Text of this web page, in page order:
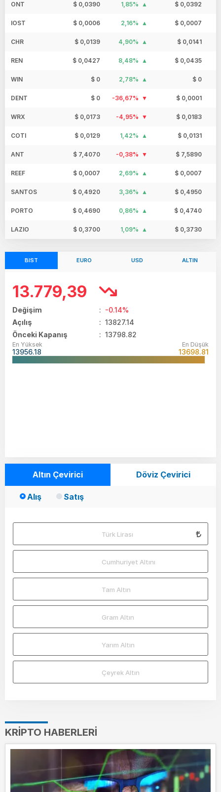
ONT $ 0,0390 1,85% $ 0,0392
IOST $ 0,0006 2,16% $ 0,0007
CHR $ 0,0139 4,90% $ 0,0141
REN $ 0,0427 8,48% $ 0,0435
WIN $ 0 2,78% $ 0
DENT $ 0 -36,67% $ 0,0001
WRX $ 0,0173 -4,95% $ 0,0183
COTI $ 0,0129 1,42% $ 0,0131
ANT $ 7,4070 -0,38% $ 7,5890
REEF $ 0,0007 2,69% $ 0,0007
SANTOS $ 0,4920 3,36% $ 0,4950
PORTO $ 0,4690 0,86% $ 0,4740
LAZIO $ 0,3700 1,09% $ 0,3730
BIST EURO USD ALTIN
13.779,39
Değişim : -0.14%
Açılış
: 13827.14
Önceki Kapanış
: 13798.82
En Yüksek
13956.18
En Düşük
13698.81
Altın Çevirici Döviz Çevirici
Alış Satış
Türk Lirası
Cumhuriyet Altını
Tam Altın
Gram Altın
Yarım Altın
Çeyrek Altın
KRIPTO HABERLERI